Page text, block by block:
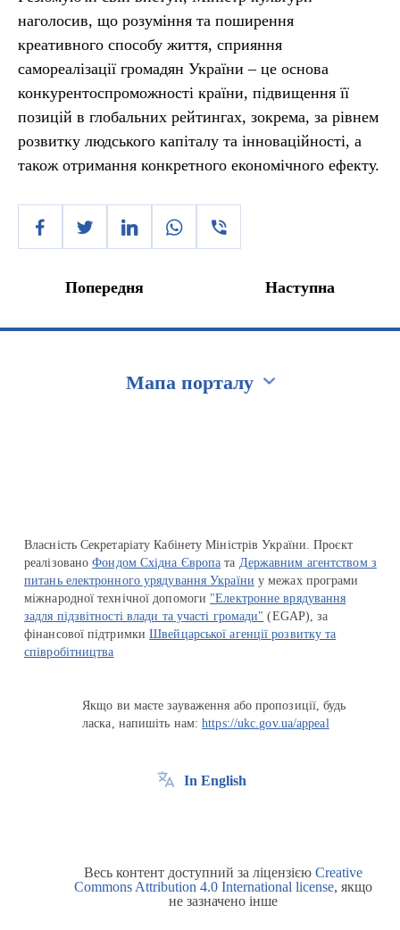
наголосив, що розуміння та поширення
креативного способу життя, сприяння
самореалізації громадян України – це основа
конкурентоспроможності країни, підвищення її
позицій в глобальних рейтингах, зокрема, за рівнем
розвитку людського капіталу та інноваційності, а
також отримання конкретного економічного ефекту.
Попередня Наступна
Мапа порталу
Власність Секретаріату Кабінету Міністрів України. Проєкт
реалізованоФондом Східна Європа та Державним агентством з
питань електронного урядування України у межах програми
міжнародної технічної допомоги "Електронне врядування
задля підзвітності влади та участі громади" (EGAP), за
фінансової підтримкиШвейцарської агенції розвитку та
співробітництва
Якщо ви маєте зауваження або пропозиції, будь
ласка, напишіть нам:https://ukc.gov.ua/appeal
In English
Весь контент доступний за ліцензією Creative
Commons Attribution 4.0 International license, якщо
не зазначено інше